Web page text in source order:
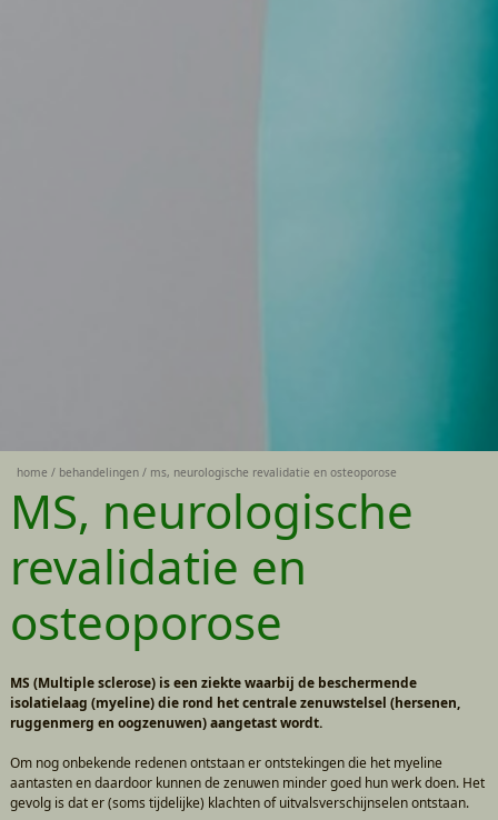
home behandelingen ms, neurologische revalidatie en osteoporose
MS, neurologische
revalidatie en
osteoporose
MS (Multiple sclerose) is een ziekte waarbij de beschermende
isolatielaag (myeline) die rond het centrale zenuwstelsel (hersenen,
ruggenmerg en oogzenuwen) aangetast wordt.
Om nog onbekende redenen ontstaan er ontstekingen die het myeline
aantasten en daardoor kunnen de zenuwen minder goed hun werk doen. Het
gevolg is dat er (soms tijdelijke) klachten of uitvalsverschijnselen ontstaan.